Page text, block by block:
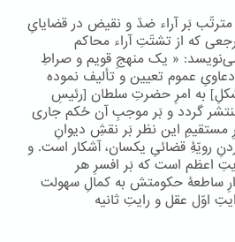
بَر آراء ضدّ و نقیض در قضایایِ
که از تشتّتِ آراء محاکم
می‌نویسد: « یک منهجِ قویم و صراطِ
عموم تعیین و تألیف نموده
به امرِ حضرتِ سلطان [رئیسِ
گردد و بَر موجبِ آن حُکم جاری
غیرِ مستقیمِ این نظر بَر نقشِ دیوانِ
رویّۀِ قضائیِ یکسان، آشکار است. و
اعظم است که بَر افسرِ هر
ساطعۀ حکومتش به کمالِ سهولت
اوّل عقل و رایتِ ثانیه